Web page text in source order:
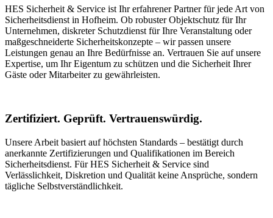
HES Sicherheit & Service ist Ihr erfahrener Partner für jede Art von
Sicherheitsdienst in Hofheim. Ob robuster Objektschutz für Ihr
Unternehmen, diskreter Schutzdienst für Ihre Veranstaltung oder
maßgeschneiderte Sicherheitskonzepte – wir passen unsere
Leistungen genau an Ihre Bedürfnisse an. Vertrauen Sie auf unsere
Expertise, um Ihr Eigentum zu schützen und die Sicherheit Ihrer
Gäste oder Mitarbeiter zu gewährleisten.
Zertifiziert. Geprüft. Vertrauenswürdig.
Unsere Arbeit basiert auf höchsten Standards – bestätigt durch
anerkannte Zertifizierungen und Qualifikationen im Bereich
Sicherheitsdienst. Für HES Sicherheit & Service sind
Verlässlichkeit, Diskretion und Qualität keine Ansprüche, sondern
tägliche Selbstverständlichkeit.